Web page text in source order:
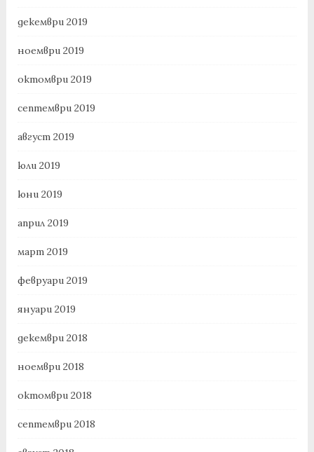
декември 2019
ноември 2019
октомври 2019
септември 2019
август 2019
юли 2019
юни 2019
април 2019
март 2019
февруари 2019
януари 2019
декември 2018
ноември 2018
октомври 2018
септември 2018